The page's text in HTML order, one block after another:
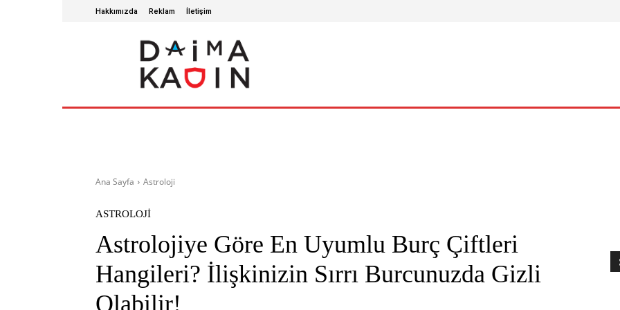
Hakkımızda Reklam İletişim
Ana Sayfa Astroloji
ASTROLOJI
Astrolojiye Göre En Uyumlu Burç Çiftleri
Hangileri? İlişkinizin Sırrı Burcunuzda Gizli
Olabilir!